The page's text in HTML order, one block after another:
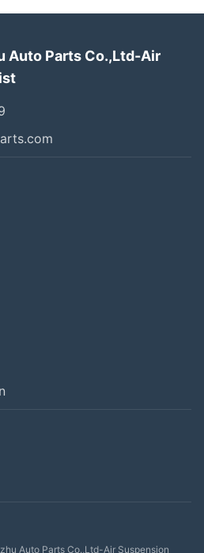
Auto Parts Co.,Ltd-Air
Auto Parts Co.,Ltd-Air Suspension